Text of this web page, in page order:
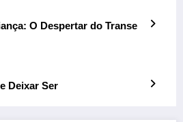
O Despertar do Transe
Deixar Ser